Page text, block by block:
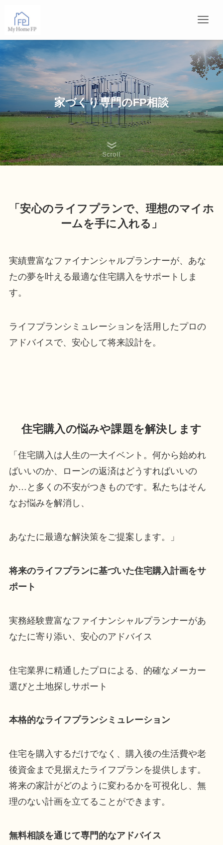
家づくり専門のFP相談
Scroll
「安心のライフプランで、理想のマイホ
ームを手に入れる」
実績豊富なファイナンシャルプランナーが、あな
たの夢を叶える最適な住宅購入をサポートしま
す。
ライフプランシミュレーションを活用したプロの
アドバイスで、安心して将来設計を。
住宅購入の悩みや課題を解決します
「住宅購入は人生の一大イベント。何から始めれ
ばいいのか、ローンの返済はどうすればいいの
か…と多くの不安がつきものです。私たちはそん
なお悩みを解消し、
あなたに最適な解決策をご提案します。」
将来のライフプランに基づいた住宅購入計画をサ
ポート
実務経験豊富なファイナンシャルプランナーがあ
なたに寄り添い、安心のアドバイス
住宅業界に精通したプロによる、的確なメーカー
選びと土地探しサポート
本格的なライフプランシミュレーション
住宅を購入するだけでなく、購入後の生活費や老
後資金まで見据えたライフプランを提供します。
将来の家計がどのように変わるかを可視化し、無
理のない計画を立てることができます。
無料相談を通じて専門的なアドバイス